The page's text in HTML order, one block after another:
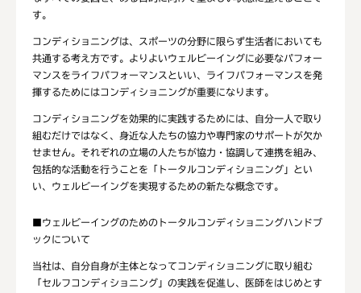
す。
コンディショニングは、スポーツの分野に限らず生活者においても
共通する考え方です。よりよいウェルビーイングに必要なパフォー
マンスをライフパフォーマンスといい、ライフパフォーマンスを発
揮するためにはコンディショニングが重要になります。
コンディショニングを効果的に実践するためには、自分一人で取り
組むだけではなく、身近な人たちの協力や専門家のサポートが欠か
せません。それぞれの立場の人たちが協力・協調して連携を組み、
包括的な活動を行うことを 「トータルコンディショニング」 とい
い、ウェルビーイングを実現するための新たな概念です。
■ウェルビーイングのためのトータルコンディショニングハンドブ
ックについて
当社は、自分自身が主体となってコンディショニングに取り組む
「セルフコンディショニング」の実践を促進し、医師をはじめとす